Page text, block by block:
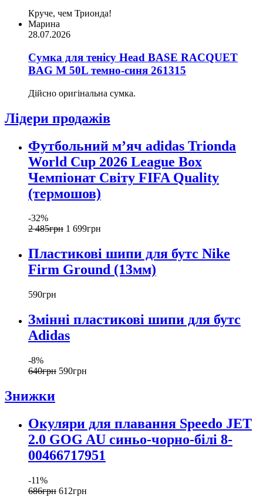
Круче, чем Трионда!
Марина
28.07.2026
Сумка для тенісу Head BASE RACQUET
BAG M 50L темно-синя 261315
Дійсно оригінальна сумка.
Лідери продажів
Футбольний м’яч adidas Trionda
World Cup 2026 League Box
Чемпіонат Світу FIFA Quality
(термошов)
-32%
2 485грн 1 699грн
Пластикові шипи для бутс Nike
Firm Ground (13мм)
590грн
Змінні пластикові шипи для бутс
Adidas
-8%
640грн 590грн
Знижки
Окуляри для плавання Speedo JET
2.0 GOG AU синьо-чорно-білі 8-
00466717951
-11%
686грн 612грн